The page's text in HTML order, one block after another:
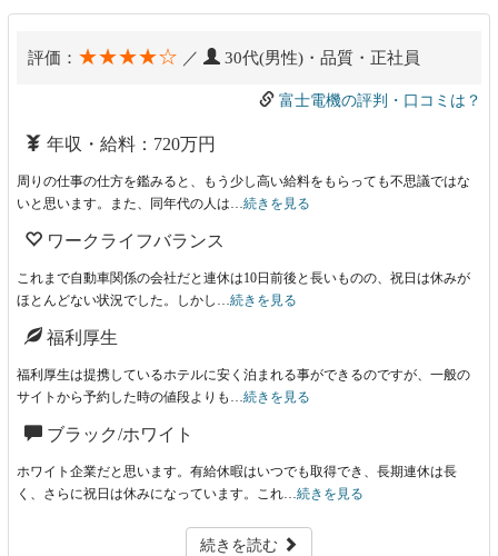
評価： ★★★★☆ ／ 30代(男性)・品質・正社員
富士電機の評判・口コミは？
年収・給料：720万円
周りの仕事の仕方を鑑みると、もう少し高い給料をもらっても不思議ではな
いと思います。また、同年代の人は…続きを見る
ワークライフバランス
これまで自動車関係の会社だと連休は10日前後と長いものの、祝日は休みが
ほとんどない状況でした。しかし…続きを見る
福利厚生
福利厚生は提携しているホテルに安く泊まれる事ができるのですが、一般の
サイトから予約した時の値段よりも…続きを見る
ブラック/ホワイト
ホワイト企業だと思います。有給休暇はいつでも取得でき、長期連休は長
く、さらに祝日は休みになっています。これ…続きを見る
続きを読む